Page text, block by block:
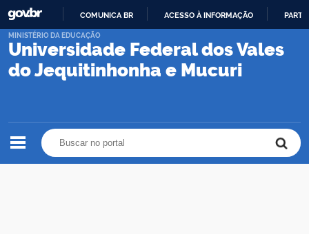
PARA
CONTEÚDO
COMUNICA BR ACESSO À INFORMAÇÃO
Universidade Federal dos Vales
do Jequitinhonha e Mucuri
MINISTÉRIO DA EDUCAÇÃO